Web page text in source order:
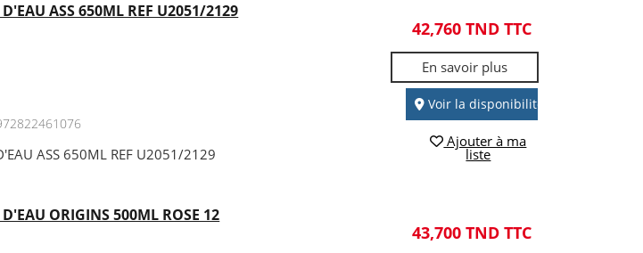
ASS 650ML REF U2051/2129
ASS 650ML REF U2051/2129
42,760 TND TTC
En savoir plus
Voir la disponibilité
Ajouter à ma
liste
ORIGINS 500ML ROSE 12
43,700 TND TTC